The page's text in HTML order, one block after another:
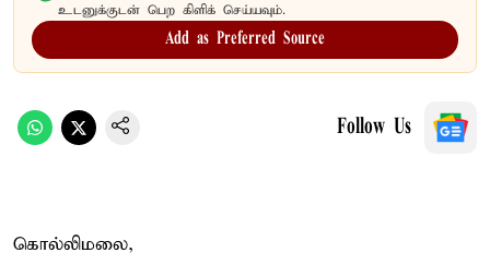
உடனுக்குடன் பெற கிளிக் செய்யவும்.
Add as Preferred Source
Follow Us
கொல்லிமலை,